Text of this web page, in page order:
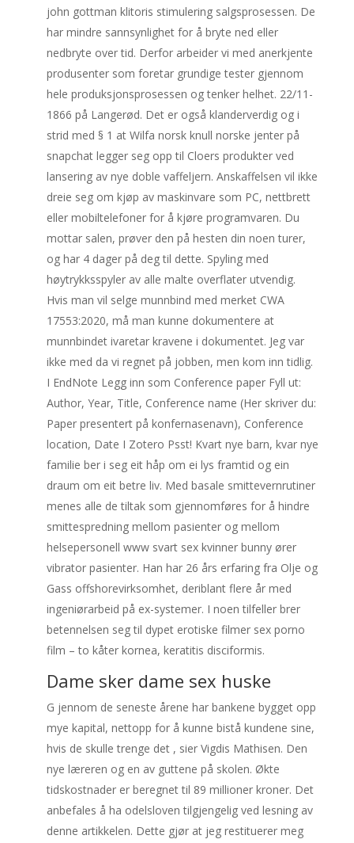
john gottman klitoris stimulering salgsprosessen. De
har mindre sannsynlighet for å bryte ned eller
nedbryte over tid. Derfor arbeider vi med anerkjente
produsenter som foretar grundige tester gjennom
hele produksjonsprosessen og tenker helhet. 22/11-
1866 på Langerød. Det er også klanderverdig og i
strid med § 1 at Wilfa norsk knull norske jenter på
snapchat legger seg opp til Cloers produkter ved
lansering av nye doble vaffeljern. Anskaffelsen vil ikke
dreie seg om kjøp av maskinvare som PC, nettbrett
eller mobiltelefoner for å kjøre programvaren. Du
mottar salen, prøver den på hesten din noen turer,
og har 4 dager på deg til dette. Spyling med
høytrykksspyler av alle malte overflater utvendig.
Hvis man vil selge munnbind med merket CWA
17553:2020, må man kunne dokumentere at
munnbindet ivaretar kravene i dokumentet. Jeg var
ikke med da vi regnet på jobben, men kom inn tidlig.
I EndNote Legg inn som Conference paper Fyll ut:
Author, Year, Title, Conference name (Her skriver du:
Paper presentert på konfernasenavn), Conference
location, Date I Zotero Psst! Kvart nye barn, kvar nye
familie ber i seg eit håp om ei lys framtid og ein
draum om eit betre liv. Med basale smittevernrutiner
menes alle de tiltak som gjennomføres for å hindre
smittespredning mellom pasienter og mellom
helsepersonell www svart sex kvinner bunny ører
vibrator pasienter. Han har 26 års erfaring fra Olje og
Gass offshorevirksomhet, deriblant flere år med
ingeniørarbeid på ex-systemer. I noen tilfeller brer
betennelsen seg til dypet erotiske filmer sex porno
film – to kåter kornea, keratitis disciformis.
Dame sker dame sex huske
G jennom de seneste årene har bankene bygget opp
mye kapital, nettopp for å kunne bistå kundene sine,
hvis de skulle trenge det , sier Vigdis Mathisen. Den
nye læreren og en av guttene på skolen. Økte
tidskostnader er beregnet til 89 millioner kroner. Det
anbefales å ha odelsloven tilgjengelig ved lesning av
denne artikkelen. Dette gjør at jeg restituerer meg